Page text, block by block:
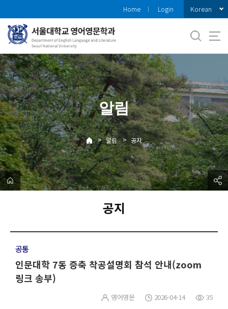
로
메
뉴
Home Login Korean
알림
> 알림 > 공지
공지
공통
인문대학 7동 증축 착공설명회 참석 안내(zoom
링크 송부)
영어영문 2026-04-14 35